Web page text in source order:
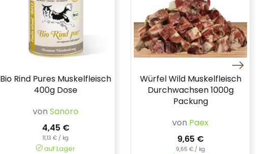
Bio Rind Pures Muskelfleisch
400g Dose
von Sanoro
4,45 €
11,13 € / kg
auf Lager
Würfel Wild Muskelfleisch
Durchwachsen 1000g
Packung
von Paex
9,65 €
9,65 € / kg